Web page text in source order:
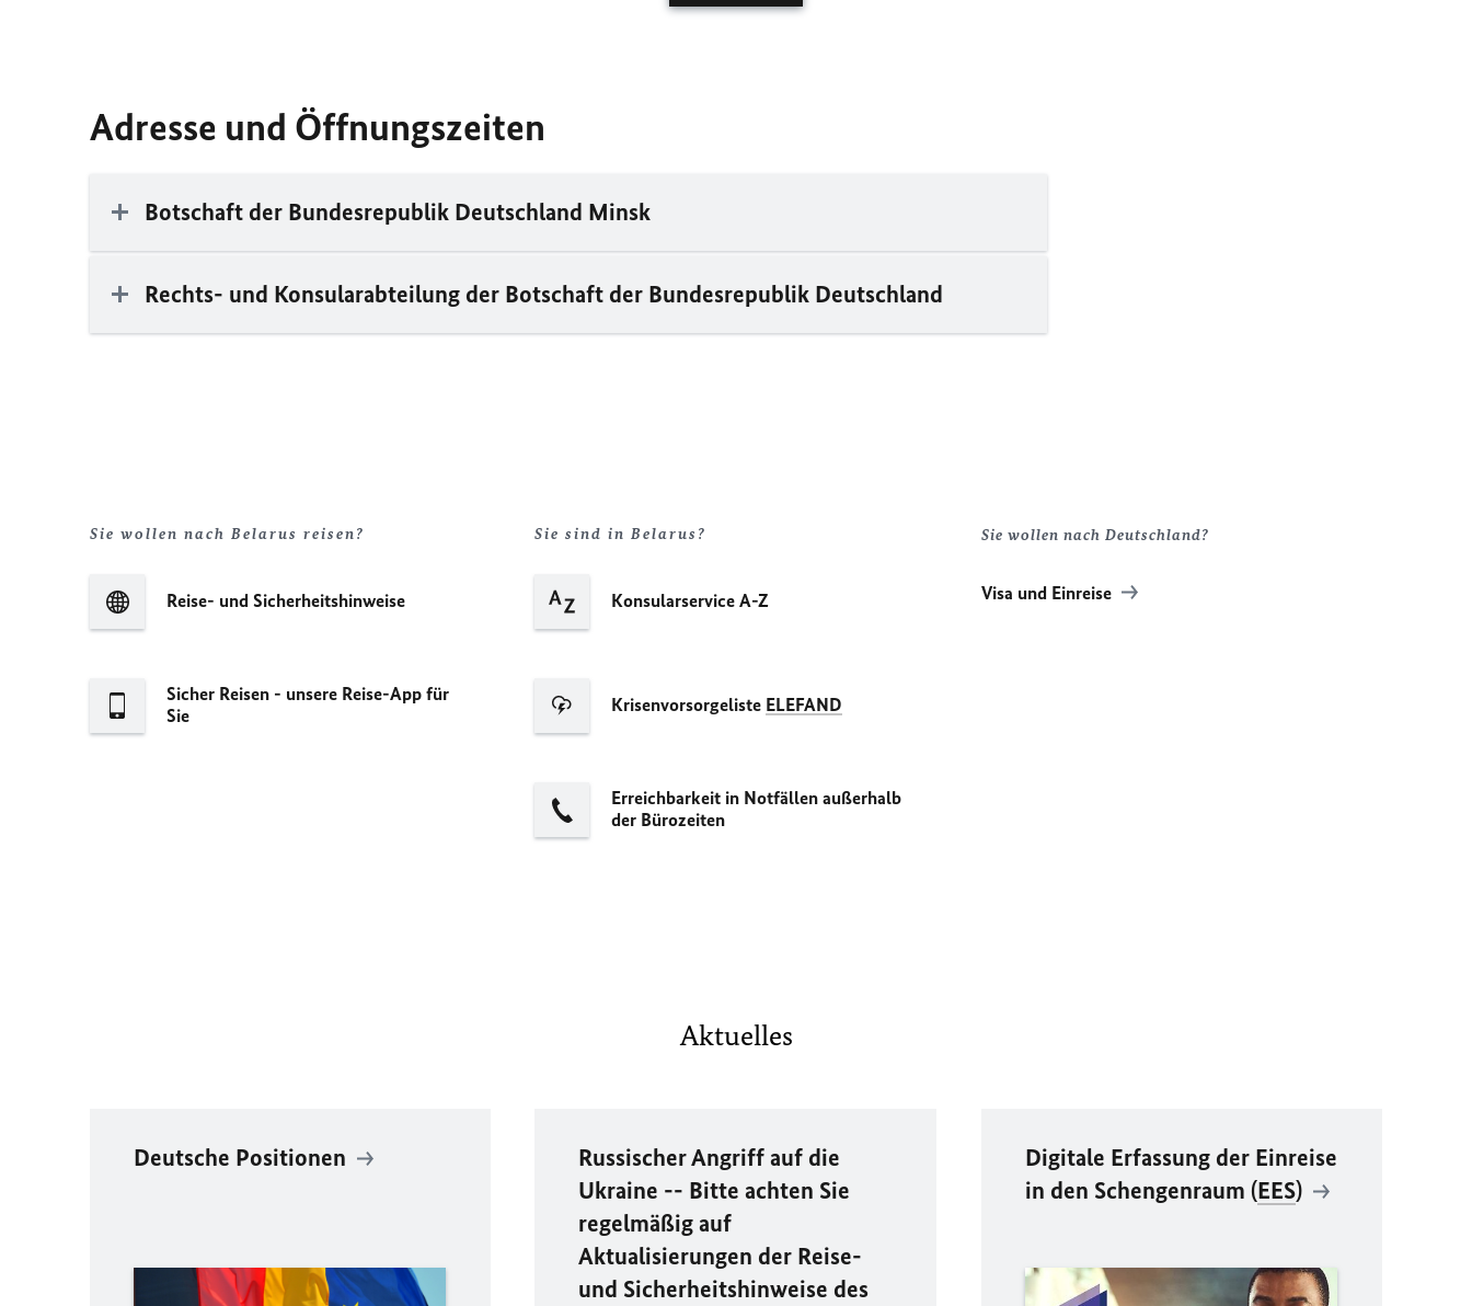
Adresse und Öffnungszeiten
Botschaft der Bundesrepublik Deutschland Minsk
Rechts- und Konsularabteilung der Botschaft der Bundesrepublik Deutschland
Sie wollen nach Belarus reisen?
Reise- und Sicherheitshinweise
Sicher Reisen - unsere Reise-App für
Sie
Sie sind in Belarus?
Konsularservice A-Z
Krisenvorsorgeliste ELEFAND
Erreichbarkeit in Notfällen außerhalb
der Bürozeiten
Sie wollen nach Deutschland?
Visa und Einreise
Aktuelles
Deutsche Positionen
Russischer Angriff auf die
Ukraine -- Bitte achten Sie
regelmäßig auf
Aktualisierungen der Reise-
und Sicherheitshinweise des
Digitale Erfassung der Einreise
in den Schengenraum (EES)